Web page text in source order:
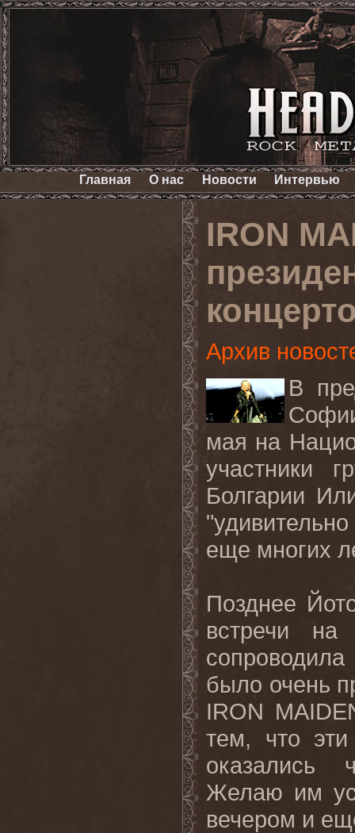
Главная О нас Новости Интервью
IRON
Архив
В
мая на
участники
Болгарии
еще многих
Позднее
встречи
было очень
IRON
тем, что
оказались
Желаю им
вечером и